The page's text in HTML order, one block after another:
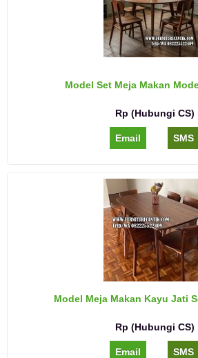
Model Set Meja Makan
Rp (Hubungi CS)
Email SMS
Model Meja Makan Kayu Jati
Rp (Hubungi CS)
Email SMS